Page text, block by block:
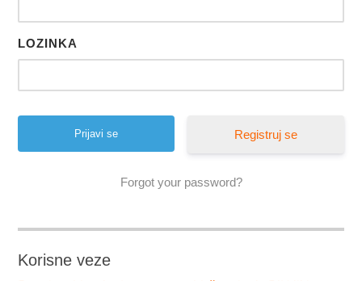
LOZINKA
Registruj se
Forgot your password?
Korisne veze